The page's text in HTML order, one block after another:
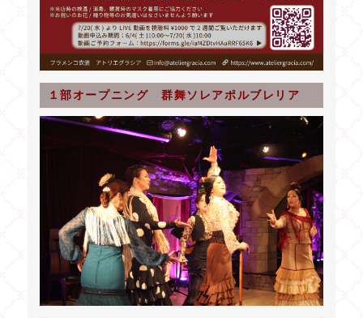
１部オープニング 群舞ソレアポルブレリア